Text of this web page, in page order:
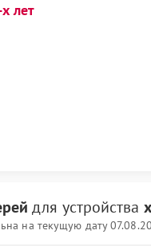
лет
для устройства
на текущую дату